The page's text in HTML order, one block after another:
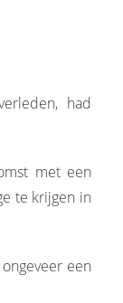
had
met een
te krijgen in
een